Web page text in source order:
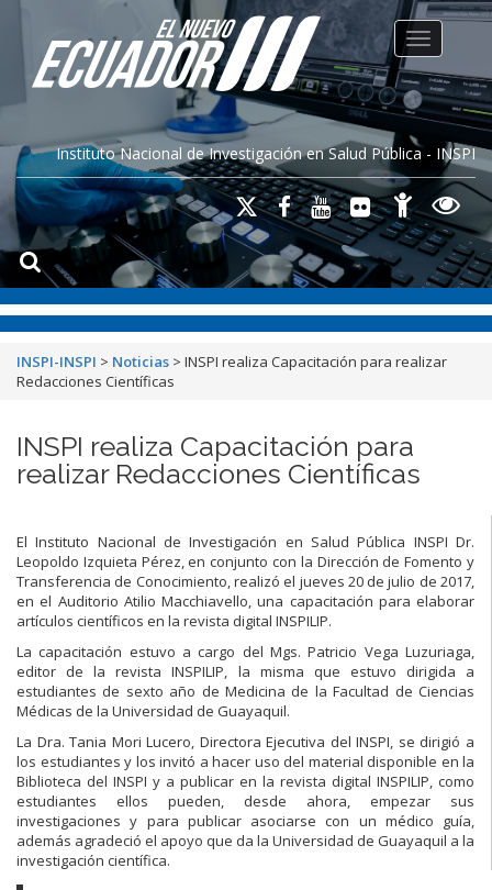
Instituto Nacional de Investigación en Salud Pública - INSPI
Toggle
INSPI-INSPI > Noticias > INSPI realiza Capacitación para realizar
Redacciones Científicas
INSPI realiza Capacitación para
realizar Redacciones Científicas
El Instituto Nacional de Investigación en Salud Pública INSPI Dr.
Leopoldo Izquieta Pérez, en conjunto con la Dirección de Fomento y
Transferencia de Conocimiento, realizó el jueves 20 de julio de 2017,
en el Auditorio Atilio Macchiavello, una capacitación para elaborar
artículos científicos en la revista digital INSPILIP.
La capacitación estuvo a cargo del Mgs. Patricio Vega Luzuriaga,
editor de la revista INSPILIP, la misma que estuvo dirigida a
estudiantes de sexto año de Medicina de la Facultad de Ciencias
Médicas de la Universidad de Guayaquil.
La Dra. Tania Mori Lucero, Directora Ejecutiva del INSPI, se dirigió a
los estudiantes y los invitó a hacer uso del material disponible en la
Biblioteca del INSPI y a publicar en la revista digital INSPILIP, como
estudiantes ellos pueden, desde ahora, empezar sus
investigaciones y para publicar asociarse con un médico guía,
además agradeció el apoyo que da la Universidad de Guayaquil a la
investigación científica.